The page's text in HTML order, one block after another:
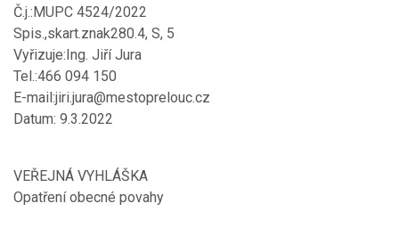
Č.j.:MUPC 4524/2022
Spis.,skart.znak280.4, S, 5
Vyřizuje:Ing. Jiří Jura
Tel.:466 094 150
E-mail:jiri.jura@mestoprelouc.cz
Datum: 9.3.2022
VEŘEJNÁ VYHLÁŠKA
Opatření obecné povahy